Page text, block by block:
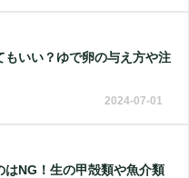
もいい？ゆで卵の与え方や注
2024-07-01
はNG！生の甲殻類や魚介類